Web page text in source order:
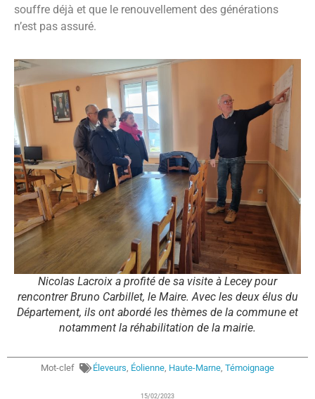
souffre déjà et que le renouvellement des générations
n’est pas assuré.
Nicolas Lacroix a profité de sa visite à Lecey pour
rencontrer Bruno Carbillet, le Maire. Avec les deux élus du
Département, ils ont abordé les thèmes de la commune et
notamment la réhabilitation de la mairie.
Mot-clef Éleveurs, Éolienne, Haute-Marne, Témoignage
15/02/2023